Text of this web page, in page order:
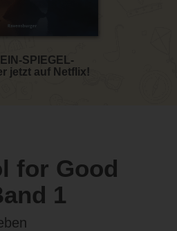
SPIEGEL-
jetzt auf Netflix!
for Good
1